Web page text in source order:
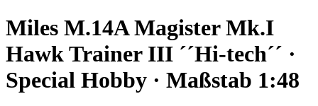
Miles M.14A Magister Mk.I
Hawk Trainer III ´´Hi-tech´´ ·
Special Hobby · Maßstab 1:48